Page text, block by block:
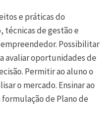
e práticas do
de gestão e
Possibilitar
avaliar oportunidades de
Permitir ao aluno o
o mercado. Ensinar ao
de Plano de